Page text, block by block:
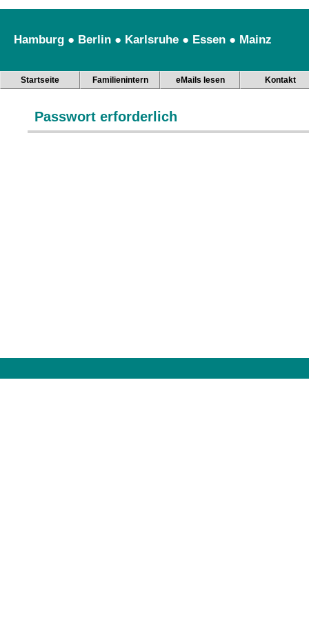
Hamburg ● Berlin ● Karlsruhe ● Essen ● Mainz
Startseite Familienintern eMails lesen Kontakt
Passwort erforderlich